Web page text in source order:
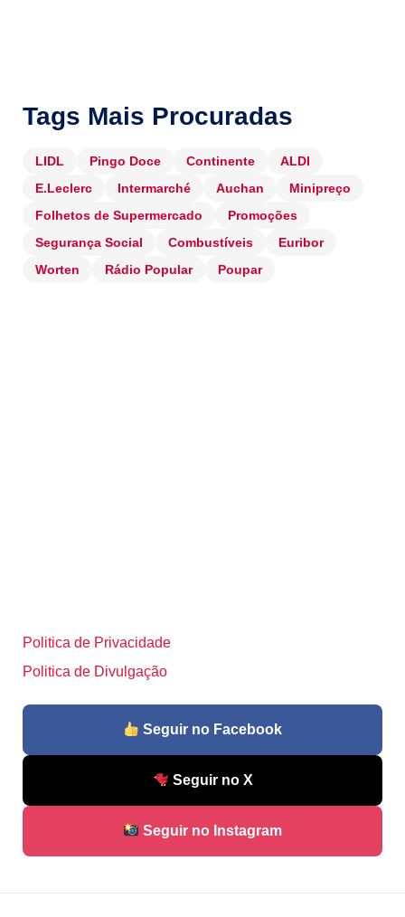
Tags Mais Procuradas
LIDL Pingo Doce Continente
ALDI
E.Leclerc
Intermarché Auchan
Minipreço
Folhetos de Supermercado
Promoções
Segurança Social
Combustíveis
Euribor
Worten
Rádio Popular Poupar
Politica de Privacidade
Politica de Divulgação
Seguir no Facebook
Seguir no X
Seguir no Instagram